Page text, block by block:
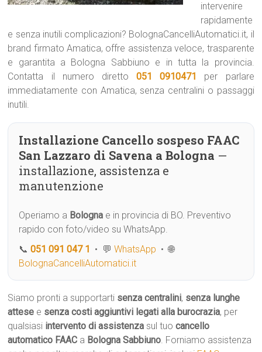
intervenire
rapidamente
e senza inutili complicazioni? BolognaCancelliAutomatici.it, il
brand firmato Amatica, offre assistenza veloce, trasparente
e garantita a Bologna Sabbiuno e in tutta la provincia.
Contatta il numero diretto051 0910471
per parlare
immediatamente con Amatica, senza centralini o passaggi
inutili.
Installazione Cancello sospeso FAAC
San Lazzaro di Savena a Bologna —
installazione, assistenza e
manutenzione
Operiamo a Bologna e in provincia di BO. Preventivo
rapido con foto/video su WhatsApp.
📞051 091 047 1 • 💬WhatsApp • 🌐
BolognaCancelliAutomatici.it
Siamo pronti a supportarti senza centralini, senza lunghe
attese e senza costi aggiuntivi legati alla burocrazia, per
qualsiasi intervento di assistenza sul tuocancello
automatico FAAC a Bologna Sabbiuno. Forniamo assistenza